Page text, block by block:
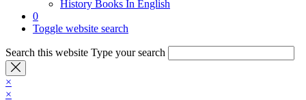
History Books In English
0
Toggle website search
Search this website Type your search
×
×